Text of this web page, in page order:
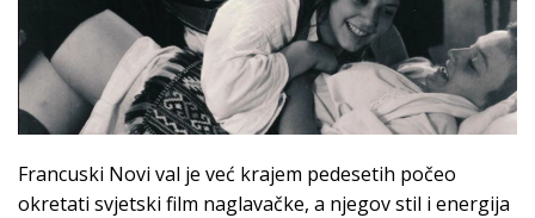
Francuski Novi val je već krajem pedesetih počeo
okretati svjetski film naglavačke, a njegov stil i energija